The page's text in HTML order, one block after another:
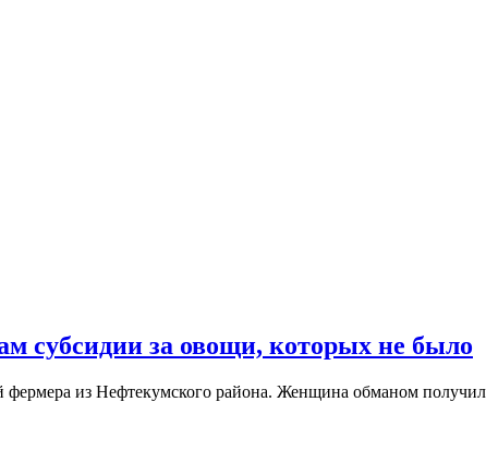
субсидии за овощи, которых не было
из Нефтекумского района. Женщина обманом